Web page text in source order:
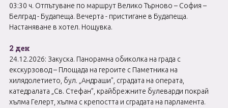
03:30 ч. Отпътуване по маршрут Велико Търново – София –
Белград - Будапеща. Вечерта - пристигане в Будапеща.
Настаняване в хотел. Нощувка.
2 ден
24.12.2026: Закуска. Панорамна обиколка на града с
екскурзовод – Площада на героите с Паметника на
хилядолетието, бул. „Андраши", сградата на операта,
катедралата „Св. Стефан”, крайбрежните булеварди покрай
хълма Гелерт, хълма с крепостта и сградата на парламента.